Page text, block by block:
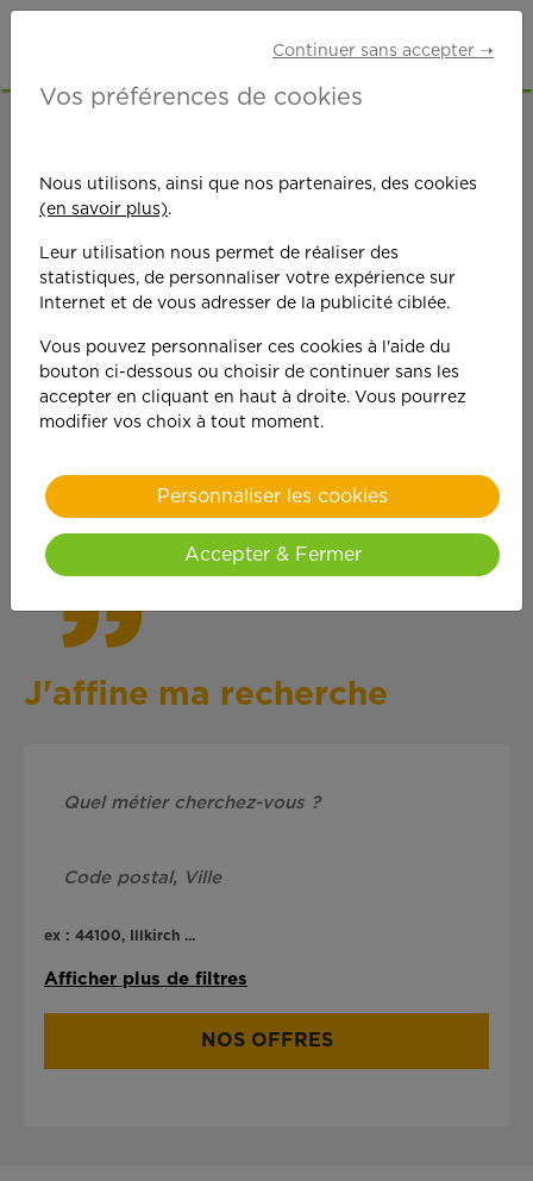
On est toujours plus
performant
quand on y met du
cœur !
J'affine ma recherche
ex : 44100, Illkirch ...
Afficher plus de filtres
NOS OFFRES
Continuer sans accepter ➝
Vos préférences de cookies
Nous utilisons, ainsi que nos partenaires, des cookies
(en savoir plus).
Leur utilisation nous permet de réaliser des
statistiques, de personnaliser votre expérience sur
Internet et de vous adresser de la publicité ciblée.
Vous pouvez personnaliser ces cookies à l'aide du
bouton ci-dessous ou choisir de continuer sans les
accepter en cliquant en haut à droite. Vous pourrez
modifier vos choix à tout moment.
Personnaliser les cookies
Accepter & Fermer